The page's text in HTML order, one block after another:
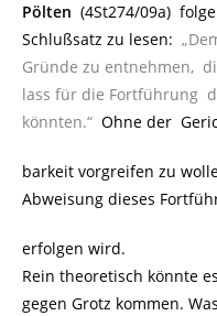
Pölten (4St274/09a)
Schlußsatz zu lesen:
Gründe zu entnehmen,
lass für die Fortführung
könnten.“ Ohne der
barkeit vorgreifen zu
Abweisung dieses
erfolgen wird.
Rein theoretisch könnte
gegen Grotz kommen.